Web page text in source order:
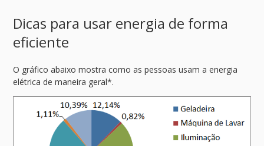
Dicas para usar energia de forma
eficiente
O gráfico abaixo mostra como as pessoas usam a energia
elétrica de maneira geral*.